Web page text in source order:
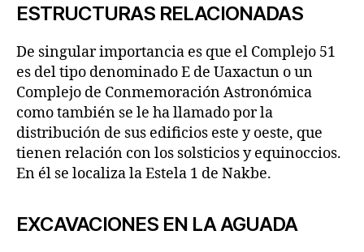
ESTRUCTURAS RELACIONADAS
De singular importancia es que el Complejo 51
es del tipo denominado E de Uaxactun o un
Complejo de Conmemoración Astronómica
como también se le ha llamado por la
distribución de sus edificios este y oeste, que
tienen relación con los solsticios y equinoccios.
En él se localiza la Estela 1 de Nakbe.
EXCAVACIONES EN LA AGUADA